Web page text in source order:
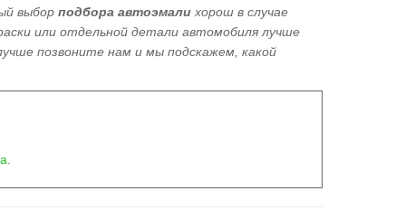
выбор подбора автоэмали хорош в случае
или отдельной детали автомобиля лучше
позвоните нам и мы подскажем, какой